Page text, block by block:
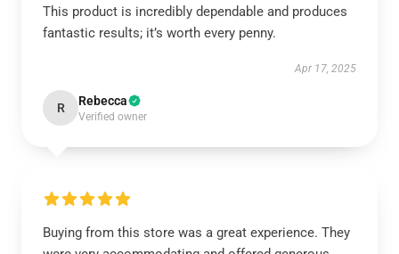
This product is incredibly dependable and produces
fantastic results; it’s worth every penny.
Apr 17, 2025
R Rebecca
Verified owner
Buying from this store was a great experience. They